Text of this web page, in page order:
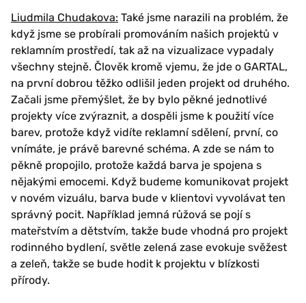
Liudmila Chudakova: Také jsme narazili na problém, že
když jsme se probírali promováním našich projektů v
reklamním prostředí, tak až na vizualizace vypadaly
všechny stejně. Člověk kromě vjemu, že jde o GARTAL,
na první dobrou těžko odlišil jeden projekt od druhého.
Začali jsme přemýšlet, že by bylo pěkné jednotlivé
projekty více zvýraznit, a dospěli jsme k použití více
barev, protože když vidíte reklamní sdělení, první, co
vnímáte, je právě barevné schéma. A zde se nám to
pěkně propojilo, protože každá barva je spojena s
nějakými emocemi. Když budeme komunikovat projekt
v novém vizuálu, barva bude v klientovi vyvolávat ten
správný pocit. Například jemná růžová se pojí s
mateřstvím a dětstvím, takže bude vhodná pro projekt
rodinného bydlení, světle zelená zase evokuje svěžest
a zeleň, takže se bude hodit k projektu v blízkosti
přírody.